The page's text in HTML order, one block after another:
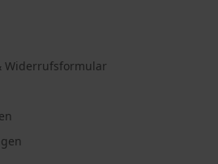
Widerrufsformular